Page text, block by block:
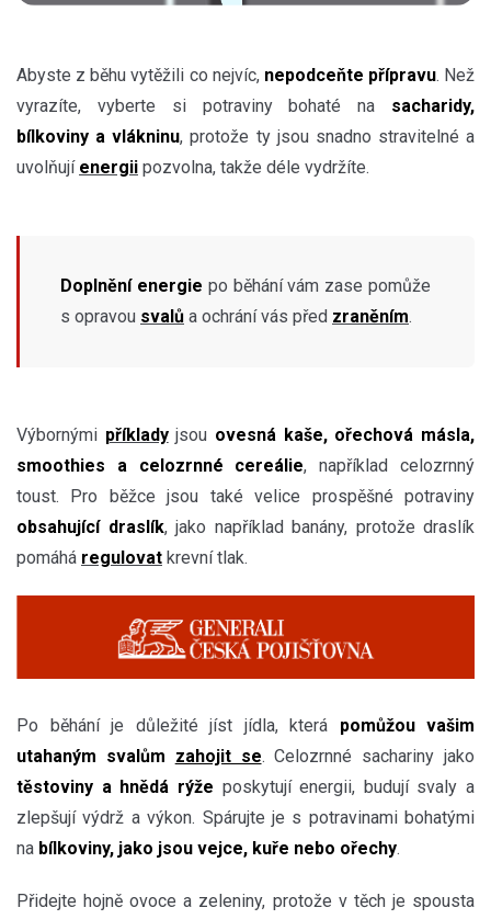
Abyste z běhu vytěžili co nejvíc, nepodceňte přípravu. Než
vyrazíte, vyberte si potraviny bohaté na sacharidy,
bílkoviny a vlákninu, protože ty jsou snadno stravitelné a
uvolňují energii pozvolna, takže déle vydržíte.
Doplnění energie po běhání vám zase pomůže
s opravou svalů a ochrání vás před zraněním.
Výbornými příkladyjsou ovesná kaše, ořechová másla,
smoothies a celozrnné cereálie, například celozrnný
toust. Pro běžce jsou také velice prospěšné potraviny
obsahující draslík, jako například banány, protože draslík
pomáhá regulovat krevní tlak.
Po běhání je důležité jíst jídla, která pomůžou vašim
utahaným svalům zahojit se. Celozrnné sachariny jako
těstoviny a hnědá rýže poskytují energii, budují svaly a
zlepšují výdrž a výkon. Spárujte je s potravinami bohatými
na bílkoviny, jako jsou vejce, kuře nebo ořechy.
Přidejte hojně ovoce a zeleniny, protože v těch je spousta